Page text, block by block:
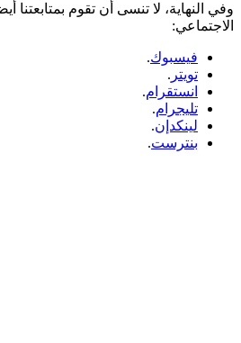
وفي النهاية، لا تنسى أن تقوم بمتابعتنا
الاجتماعي:
فيسبوك.
تويتر .
انستقرام.
تليجرام.
لينكدإن.
بنترست.